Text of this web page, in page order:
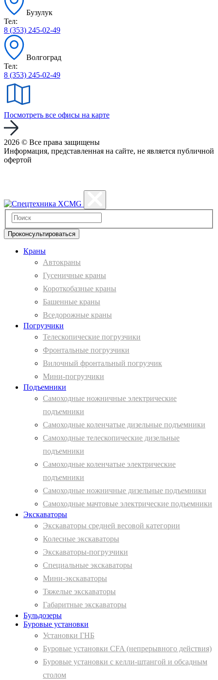
Бузулук
Тел:
8 (353) 245-02-49
Волгоград
Тел:
8 (353) 245-02-49
Посмотреть все офисы на карте
2026 © Все права защищены
Информация, представленная на сайте, не является публичной
офертой
Проконсультироваться
Краны
Автокраны
Гусеничные краны
Короткобазные краны
Башенные краны
Вcедорожные краны
Погрузчики
Телескопические погрузчики
Фронтальные погрузчики
Вилочный фронтальный погрузчик
Мини-погрузчики
Подъемники
Самоходные ножничные электрические
подъемники
Самоходные коленчатые дизельные подъемники
Самоходные телескопические дизельные
подъемники
Самоходные коленчатые электрические
подъемники
Самоходные ножничные дизельные подъемники
Самоходные мачтовые электрические подъемники
Экскаваторы
Экскаваторы средней весовой категории
Колесные экскаваторы
Экскаваторы-погрузчики
Специальные экскаваторы
Мини-экскаваторы
Тяжелые экскаваторы
Габаритные экскаваторы
Бульдозеры
Буровые установки
Установки ГНБ
Буровые установки CFA (непрерывного действия)
Буровые установки с келли-штангой и обсадным
столом